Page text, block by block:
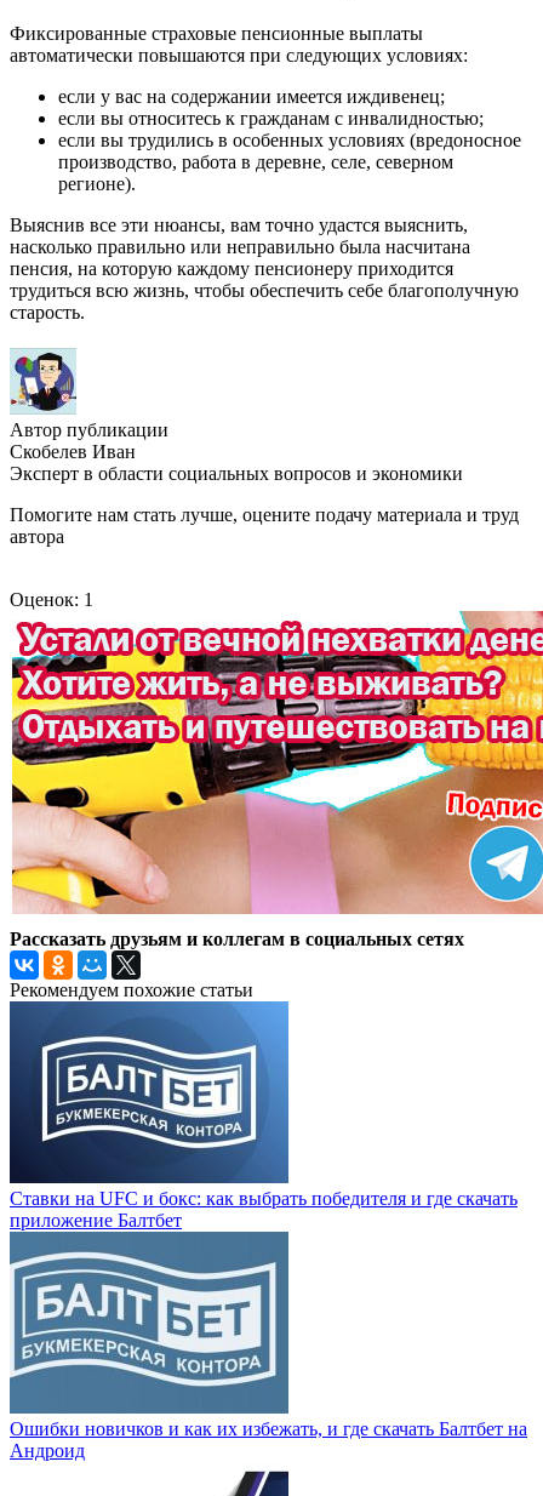
Фиксированные страховые пенсионные выплаты
автоматически повышаются при следующих условиях:
если у вас на содержании имеется иждивенец;
если вы относитесь к гражданам с инвалидностью;
если вы трудились в особенных условиях (вредоносное
производство, работа в деревне, селе, северном
регионе).
Выяснив все эти нюансы, вам точно удастся выяснить,
насколько правильно или неправильно была насчитана
пенсия, на которую каждому пенсионеру приходится
трудиться всю жизнь, чтобы обеспечить себе благополучную
старость.
Автор публикации
Скобелев Иван
Эксперт в области социальных вопросов и экономики
Помогите нам стать лучше, оцените подачу материала и труд
автора
Оценок: 1
Рассказать друзьям и коллегам в социальных сетях
Рекомендуем похожие статьи
Ставки на UFC и бокс: как выбрать победителя и где скачать
приложение Балтбет
Ошибки новичков и как их избежать, и где скачать Балтбет на
Андроид